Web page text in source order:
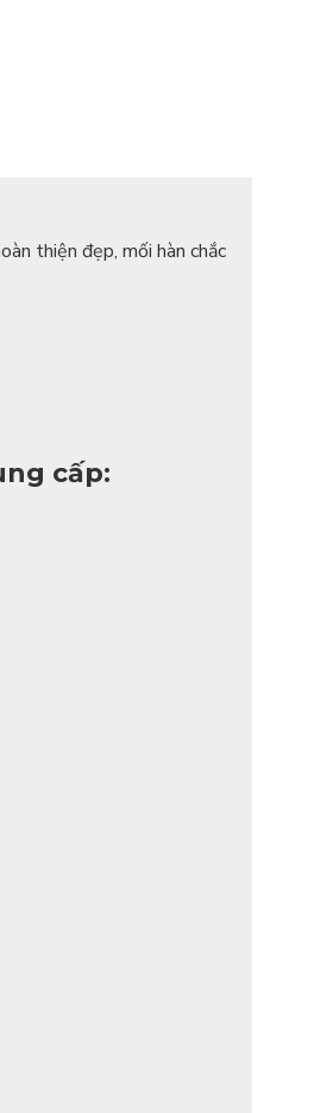
thiện đẹp, mối hàn chắc
cấp: